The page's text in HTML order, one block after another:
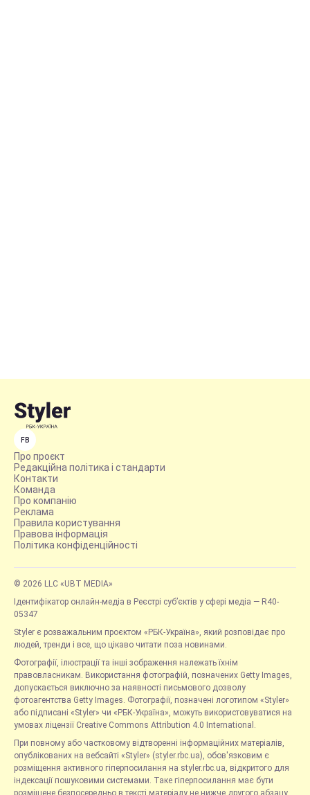
FB
Про проєкт
Редакційна політика і стандарти
Контакти
Команда
Про компанію
Реклама
Правила користування
Правова інформація
Політика конфіденційності
© 2026 LLC «UBT MEDIA»
Ідентифікатор онлайн-медіа в Реєстрі суб’єктів у сфері медіа — R40-
05347
Styler є розважальним проєктом «РБК-Україна», який розповідає про
людей, тренди і все, що цікаво читати поза новинами.
Фотографії, ілюстрації та інші зображення належать їхнім
правовласникам. Використання фотографій, позначених Getty Images,
допускається виключно за наявності письмового дозволу
фотоагентства Getty Images. Фотографії, позначені логотипом «Styler»
або підписані «Styler» чи «РБК-Україна», можуть використовуватися на
умовах ліцензії Creative Commons Attribution 4.0 International.
При повному або частковому відтворенні інформаційних матеріалів,
опублікованих на вебсайті «Styler» (styler.rbc.ua), обов'язковим є
розміщення активного гіперпосилання на styler.rbc.ua, відкритого для
індексації пошуковими системами. Таке гіперпосилання має бути
розміщене безпосередньо в тексті матеріалу не нижче другого абзацу.